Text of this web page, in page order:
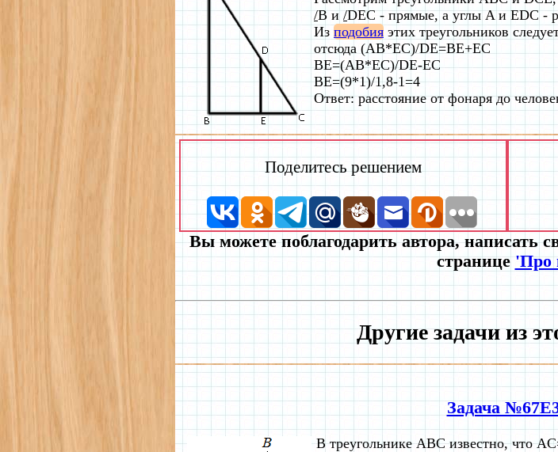
/B и/DEC - прямые, а углы A и EDC -
Из подобия этих треугольников
отсюда (AB*EC)/DE=BE+EC
BE=(AB*EC)/DE-EC
BE=(9*1)/1,8-1=4
Ответ: расстояние от фонаря до
Поделитесь решением
Вы можете поблагодарить автора, написать
странице'Про
Другие задачи из
Задача
В треугольнике ABC известно, что